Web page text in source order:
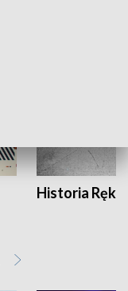
Historia Ręką